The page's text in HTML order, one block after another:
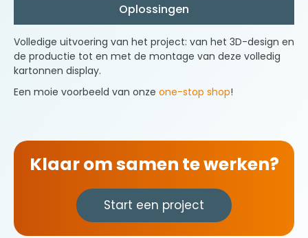
Oplossingen
Volledige uitvoering van het project: van het 3D-design en
de productie tot en met de montage van deze volledig
kartonnen display.
Een moie voorbeeld van onze one-stop shop!
Klaar om samen te werken?
Start een project